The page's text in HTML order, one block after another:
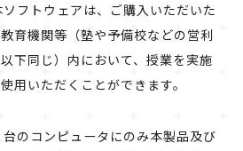
フトウェアは、ご購入いただいた
育機関等（塾や予備校などの営利
下同じ）内において、授業を実施
用いただくことができます。
のコンピュータにのみ本製品及び